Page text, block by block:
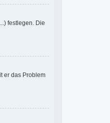
festlegen. Die
er das Problem